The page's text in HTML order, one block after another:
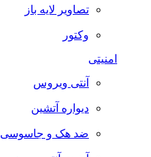
تصاویر لایه باز
وکتور
امنیتی
آنتی ویروس
دیواره آتشین
ضد هک و جاسوسی